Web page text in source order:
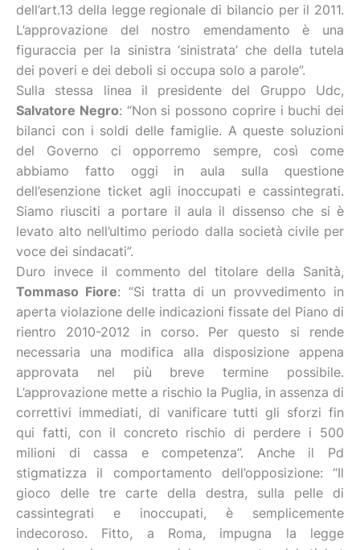
dell’art.13 della legge regionale di bilancio per il 2011.
L’approvazione del nostro emendamento è una
figuraccia per la sinistra ‘sinistrata’ che della tutela
dei poveri e dei deboli si occupa solo a parole”.
Sulla stessa linea il presidente del Gruppo Udc,
Salvatore Negro: “Non si possono coprire i buchi dei
bilanci con i soldi delle famiglie. A queste soluzioni
del Governo ci opporremo sempre, così come
abbiamo fatto oggi in aula sulla questione
dell’esenzione ticket agli inoccupati e cassintegrati.
Siamo riusciti a portare il aula il dissenso che si è
levato alto nell’ultimo periodo dalla società civile per
voce dei sindacati”.
Duro invece il commento del titolare della Sanità,
Tommaso Fiore: “Si tratta di un provvedimento in
aperta violazione delle indicazioni fissate del Piano di
rientro 2010-2012 in corso. Per questo si rende
necessaria una modifica alla disposizione appena
approvata nel più breve termine possibile.
L’approvazione mette a rischio la Puglia, in assenza di
correttivi immediati, di vanificare tutti gli sforzi fin
qui fatti, con il concreto rischio di perdere i 500
milioni di cassa e competenza”. Anche il Pd
stigmatizza il comportamento dell’opposizione: “Il
gioco delle tre carte della destra, sulla pelle di
cassintegrati e inoccupati, è semplicemente
indecoroso. Fitto, a Roma, impugna la legge